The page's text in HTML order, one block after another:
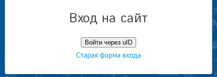
Вход на сайт
Войти через uID
Старая форма входа